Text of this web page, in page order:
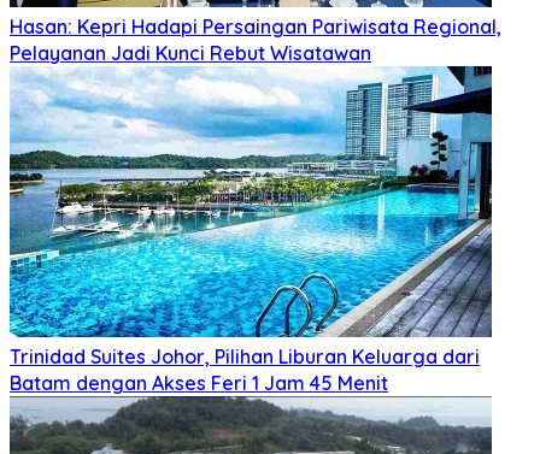
Hasan: Kepri Hadapi Persaingan Pariwisata Regional,
Pelayanan Jadi Kunci Rebut Wisatawan
Trinidad Suites Johor, Pilihan Liburan Keluarga dari
Batam dengan Akses Feri 1 Jam 45 Menit